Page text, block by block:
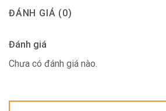
ĐÁNH GIÁ (0)
Đánh giá
Chưa có đánh giá nào.